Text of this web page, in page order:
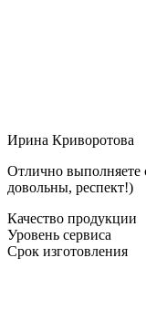
Ирина Криворотова
Отлично выполняете
довольны, респект!)
Качество продукции
Уровень сервиса
Срок изготовления